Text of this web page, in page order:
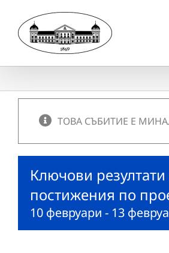
content
ТОВА СЪБИТИЕ Е
Ключови резултати
постижения по
10 февруари - 13